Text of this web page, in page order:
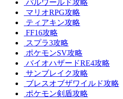
パルワールド攻略
マリオRPG攻略
ティアキン攻略
FF16攻略
スプラ3攻略
ポケモンSV攻略
バイオハザードRE4攻略
サンブレイク攻略
ブレスオブザワイルド攻略
ポケモン剣盾攻略